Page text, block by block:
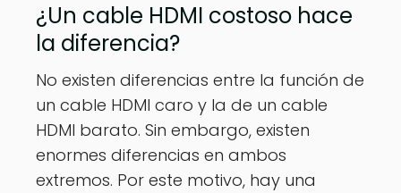
¿Un cable HDMI costoso hace
la diferencia?
No existen diferencias entre la función de
un cable HDMI caro y la de un cable
HDMI barato. Sin embargo, existen
enormes diferencias en ambos
extremos. Por este motivo, hay una